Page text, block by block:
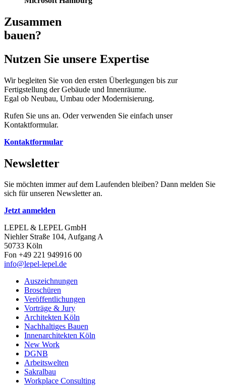
Zusammen
bauen?
Nutzen Sie unsere Expertise
Wir begleiten Sie von den ersten Überlegungen bis zur
Fertigstellung der Gebäude und Innenräume.
Egal ob Neubau, Umbau oder Modernisierung.
Rufen Sie uns an. Oder verwenden Sie einfach unser
Kontaktformular.
Kontaktformular
Newsletter
Sie möchten immer auf dem Laufenden bleiben? Dann melden Sie
sich für unseren Newsletter an.
Jetzt anmelden
LEPEL & LEPEL GmbH
Niehler Straße 104, Aufgang A
50733 Köln
Fon +49 221 949916 00
info@lepel-lepel.de
Auszeichnungen
Broschüren
Veröffentlichungen
Vorträge & Jury
Architekten Köln
Nachhaltiges Bauen
Innenarchitekten Köln
New Work
DGNB
Arbeitswelten
Sakralbau
Workplace Consulting